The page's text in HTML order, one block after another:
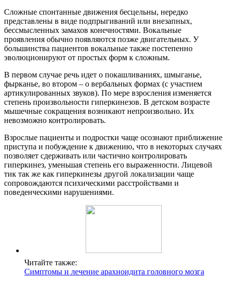
Сложные спонтанные движения бесцельны, нередко
представлены в виде подпрыгиваний или внезапных,
бессмысленных замахов конечностями. Вокальные
проявления обычно появляются позже двигательных. У
большинства пациентов вокальные также постепенно
эволюционируют от простых форм к сложным.
В первом случае речь идет о покашливаниях, шмыганье,
фырканье, во втором – о вербальных формах (с участием
артикулированных звуков). По мере взросления изменяется
степень произвольности гиперкинезов. В детском возрасте
мышечные сокращения возникают непроизвольно. Их
невозможно контролировать.
Взрослые пациенты и подростки чаще осознают приближение
приступа и побуждение к движению, что в некоторых случаях
позволяет сдерживать или частично контролировать
гиперкинез, уменьшая степень его выраженности. Лицевой
тик так же как гиперкинезы другой локализации чаще
сопровождаются психическими расстройствами и
поведенческими нарушениями.
Читайте также:
Симптомы и лечение арахноидита головного мозга